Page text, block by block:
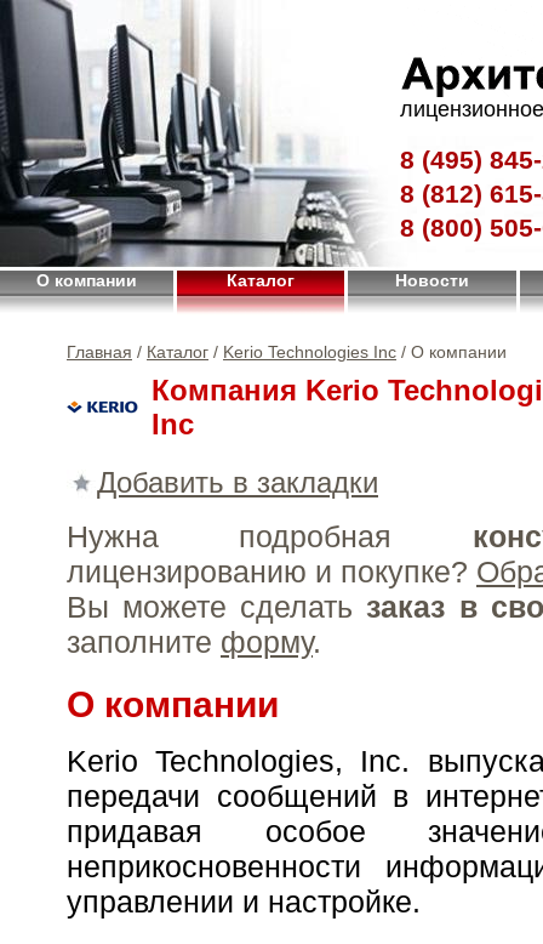
8 (495)
8 (812)
8 (800)
О компании Каталог Новости
Главная / Каталог / Kerio Technologies Inc / О компании
Компания Kerio
Inc
Добавить в закладки
Нужна подробная
лицензированию и покупке?
Вы можете сделать заказ в
заполните форму.
О компании
Kerio Technologies, Inc.
передачи сообщений в
придавая особое
неприкосновенности
управлении и настройке.